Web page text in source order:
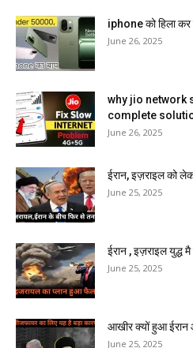
iphone को हिला
June 26, 2025
why jio network
complete
June 26, 2025
ईरान, इज़राइल को
June 25, 2025
ईरान , इज़राइल युद्ध
June 25, 2025
आखीर क्यों हुआ ईरान
June 25, 2025